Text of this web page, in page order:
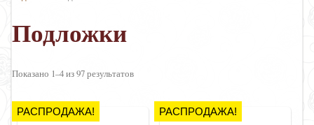
Подложки
Показано 1–4 из 97 результатов
РАСПРОДАЖА! РАСПРОДАЖА!